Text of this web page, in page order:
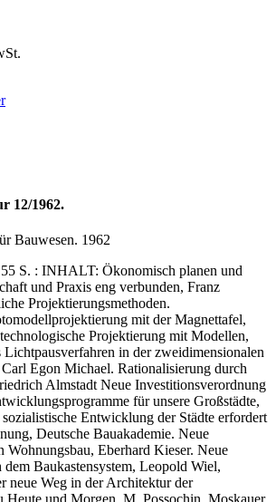
12/1962.
Bauwesen. 1962
55 S. : INHALT: Ökonomisch planen und
und Praxis eng verbunden, Franz
Projektierungsmethoden.
mit der Magnettafel,
Projektierung mit Modellen,
in der zweidimensionalen
Egon Michael. Rationalisierung durch
Almstadt Neue Investitionsverordnung
für unsere Großstädte,
Entwicklung der Städte erfordert
Deutsche Bauakademie. Neue
Wohnungsbau, Eberhard Kieser. Neue
dem Baukastensystem, Leopold Wiel,
neue Weg in der Architektur der